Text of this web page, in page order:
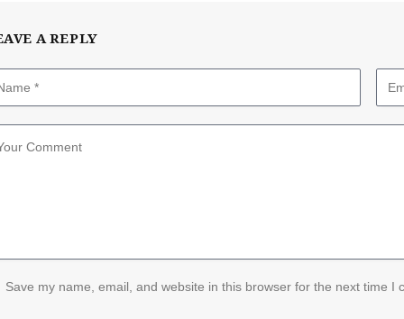
A REPLY
Save my name, email, and website in this browser for the next time I